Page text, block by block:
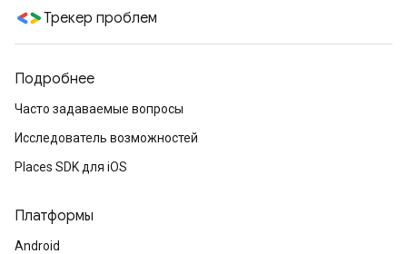
Трекер проблем
Подробнее
Часто задаваемые вопросы
Исследователь возможностей
Places SDK для iOS
Платформы
Android